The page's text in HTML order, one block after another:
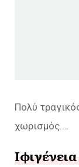
Πολύ
χωρισμός….